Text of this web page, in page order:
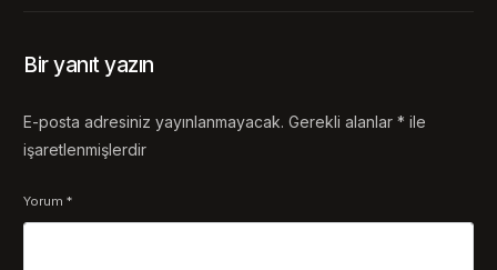
Bir yanıt yazın
E-posta adresiniz yayınlanmayacak. Gerekli alanlar* ile
işaretlenmişlerdir
Yorum*